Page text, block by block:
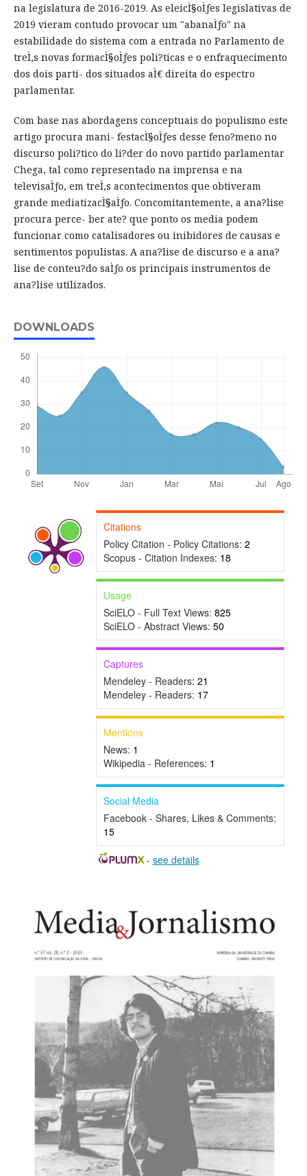
na legislatura de 2016-2019. As eleicÌ§oÌƒes legislativas de
2019 vieram contudo provocar um "abanaÌƒo" na
estabilidade do sistema com a entrada no Parlamento de
treÌ‚s novas formacÌ§oÌƒes poli?ticas e o enfraquecimento
dos dois parti- dos situados aÌ€ direita do espectro
parlamentar.
Com base nas abordagens conceptuais do populismo este
artigo procura mani- festacÌ§oÌƒes desse feno?meno no
discurso poli?tico do li?der do novo partido parlamentar
Chega, tal como representado na imprensa e na
televisaÌƒo, em treÌ‚s acontecimentos que obtiveram
grande mediatizacÌ§aÌƒo. Concomitantemente, a ana?lise
procura perce- ber ate? que ponto os media podem
funcionar como catalisadores ou inibidores de causas e
sentimentos populistas. A ana?lise de discurso e a ana?
lise de conteu?do saÌƒo os principais instrumentos de
ana?lise utilizados.
DOWNLOADS
Citations
Policy Citation - Policy Citations: 2
Scopus - Citation Indexes: 18
Usage
SciELO - Full Text Views: 825
SciELO - Abstract Views: 50
Captures
Mendeley - Readers: 21
Mendeley - Readers: 17
Mentions
News: 1
Wikipedia - References: 1
Social Media
Facebook - Shares, Likes & Comments:
15
- see details